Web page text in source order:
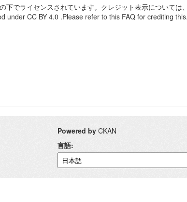
下でライセンスされています。クレジット表示については
under CC BY 4.0 .Please refer to this FAQ for crediting
Powered by CKAN
言語